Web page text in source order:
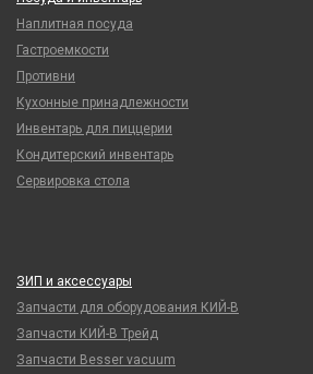
Наплитная посуда
Гастроемкости
Противни
Кухонные принадлежности
Инвентарь для пиццерии
Кондитерский инвентарь
Сервировка стола
ЗИП и аксессуары
Запчасти для оборудования КИЙ-В
Запчасти КИЙ-В Трейд
Запчасти Besser vacuum